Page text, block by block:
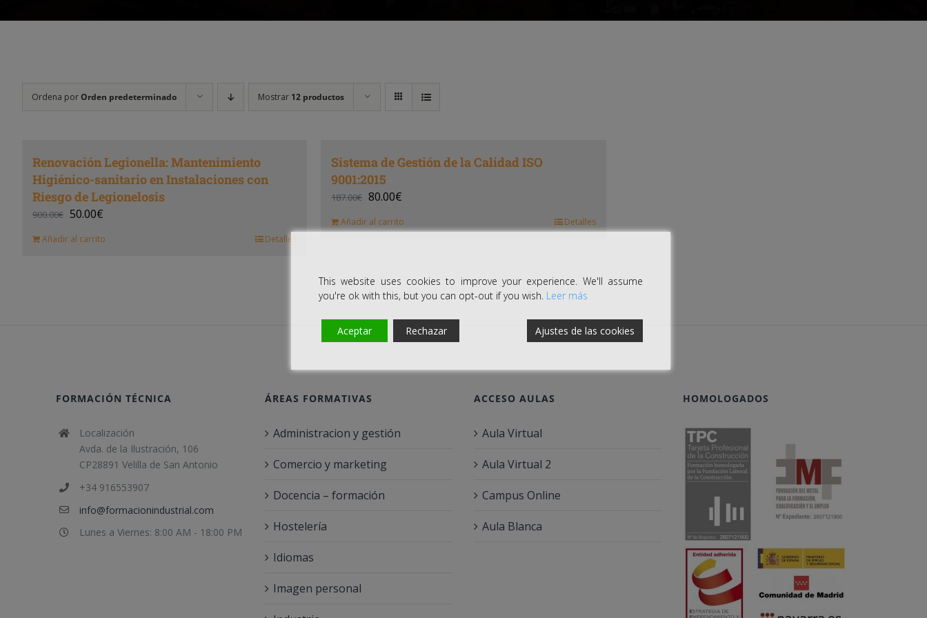
Ordena porOrden predeterminado Mostrar 12 productos
Renovación Legionella: Mantenimiento
Higiénico-sanitario en Instalaciones con
Riesgo de Legionelosis
900.00€ 50.00€
Añadir al carrito Detalles
Sistema de Gestión de la Calidad ISO
9001:2015
187.00€ 80.00€
Añadir al carrito Detalles
FORMACIÓN TÉCNICA
Localización
Avda. de la Ilustración, 106
CP28891 Velilla de San Antonio
+34 916553907
info@formacionindustrial.com
Lunes a Viernes: 8:00 AM - 18:00 PM
ÁREAS FORMATIVAS
Administracion y gestión
Comercio y marketing
Docencia – formación
Hostelería
Idiomas
Imagen personal
ACCESO AULAS
Aula Virtual
Aula Virtual 2
Campus Online
Aula Blanca
HOMOLOGADOS
This website uses cookies to improve your experience. We'll assume
you're ok with this, but you can opt-out if you wish. Leer más
Aceptar Rechazar Ajustes de las cookies